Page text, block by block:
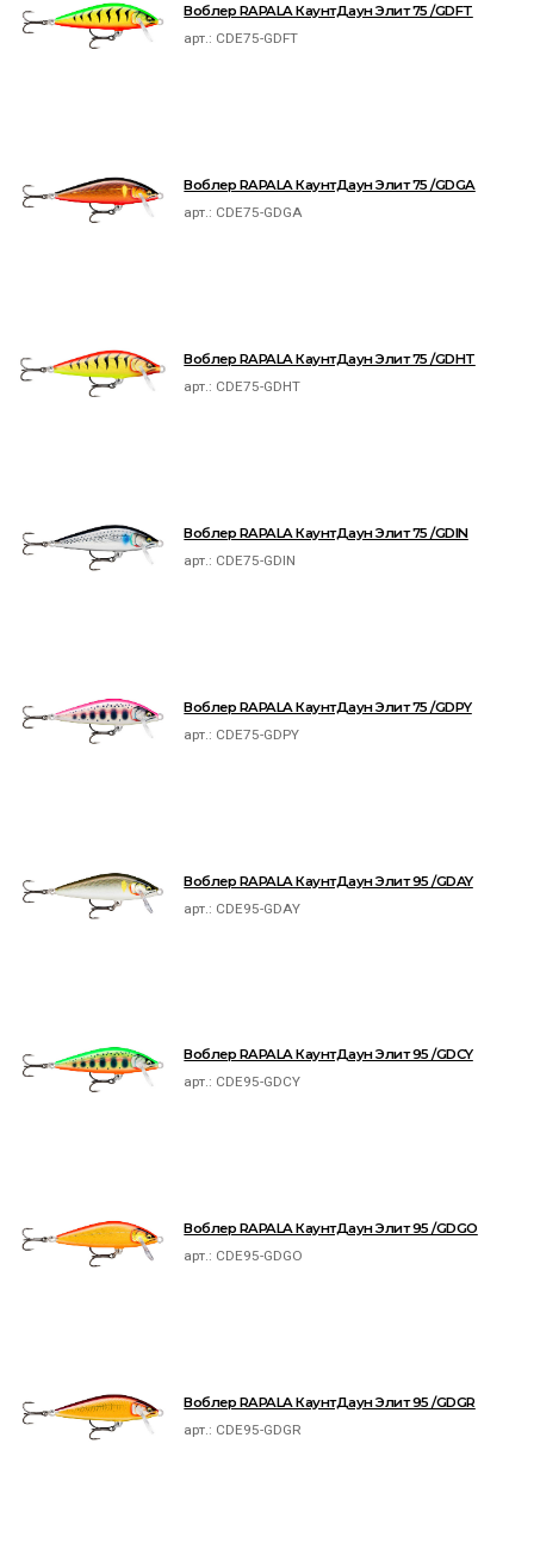
Воблер RAPALA КаунтДаун Элит 75 /GDFT
арт.: CDE75-GDFT
Воблер RAPALA КаунтДаун Элит 75 /GDGA
арт.: CDE75-GDGA
Воблер RAPALA КаунтДаун Элит 75 /GDHT
арт.: CDE75-GDHT
Воблер RAPALA КаунтДаун Элит 75 /GDIN
арт.: CDE75-GDIN
Воблер RAPALA КаунтДаун Элит 75 /GDPY
арт.: CDE75-GDPY
Воблер RAPALA КаунтДаун Элит 95 /GDAY
арт.: CDE95-GDAY
Воблер RAPALA КаунтДаун Элит 95 /GDCY
арт.: CDE95-GDCY
Воблер RAPALA КаунтДаун Элит 95 /GDGO
арт.: CDE95-GDGO
Воблер RAPALA КаунтДаун Элит 95 /GDGR
арт.: CDE95-GDGR